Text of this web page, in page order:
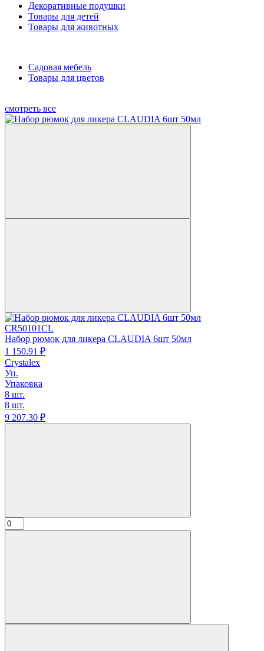
Декоративные подушки
Товары для детей
Товары для животных
Садовая мебель
Товары для цветов
смотреть все
CR50101CL
Набор рюмок для ликера CLAUDIA 6шт 50мл
1 150.91 ₽
Crystalex
Уп.
Упаковка
8 шт.
8 шт.
9 207.30 ₽